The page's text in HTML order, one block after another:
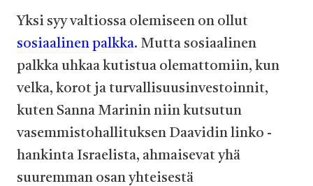
Yksi syy valtiossa olemiseen on ollut
sosiaalinen palkka. Mutta sosiaalinen
palkka uhkaa kutistua olemattomiin, kun
velka, korot ja turvallisuusinvestoinnit,
kuten Sanna Marinin niin kutsutun
vasemmistohallituksen Daavidin linko -
hankinta Israelista, ahmaisevat yhä
suuremman osan yhteisestä